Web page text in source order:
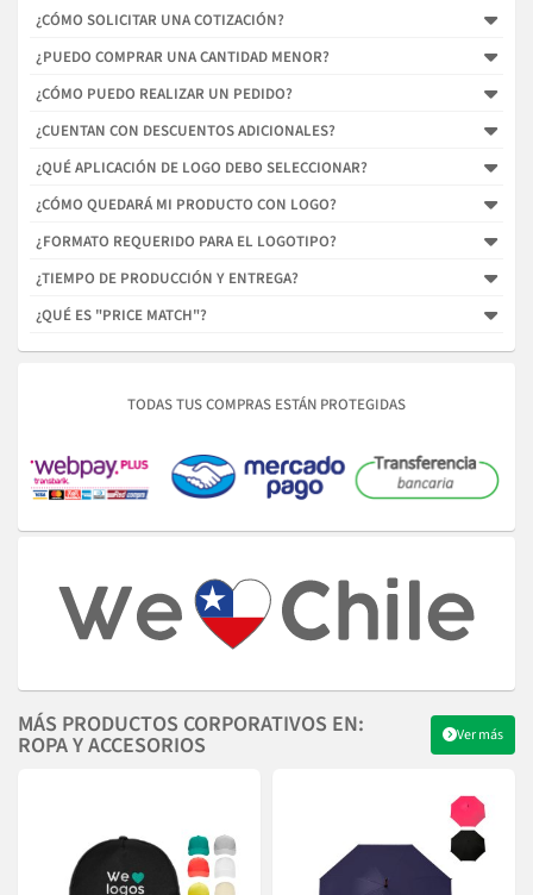
¿CÓMO SOLICITAR UNA COTIZACIÓN?
¿PUEDO COMPRAR UNA CANTIDAD MENOR?
¿CÓMO PUEDO REALIZAR UN PEDIDO?
¿CUENTAN CON DESCUENTOS ADICIONALES?
¿QUÉ APLICACIÓN DE LOGO DEBO SELECCIONAR?
¿CÓMO QUEDARÁ MI PRODUCTO CON LOGO?
¿FORMATO REQUERIDO PARA EL LOGOTIPO?
¿TIEMPO DE PRODUCCIÓN Y ENTREGA?
¿QUÉ ES "PRICE MATCH"?
TODAS TUS COMPRAS ESTÁN PROTEGIDAS
MÁS PRODUCTOS CORPORATIVOS EN:
ROPA Y ACCESORIOS Ver más